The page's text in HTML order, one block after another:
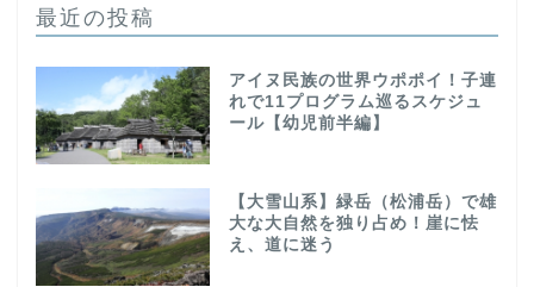
最近の投稿
アイヌ民族の世界ウポポイ！子連
れで11プログラム巡るスケジュ
ール【幼児前半編】
【大雪山系】緑岳（松浦岳）で雄
大な大自然を独り占め！崖に怯
え、道に迷う